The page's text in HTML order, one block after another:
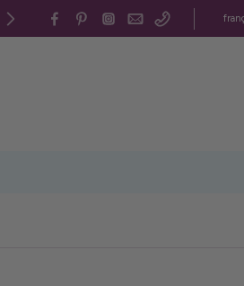
Canada et États-Unis :